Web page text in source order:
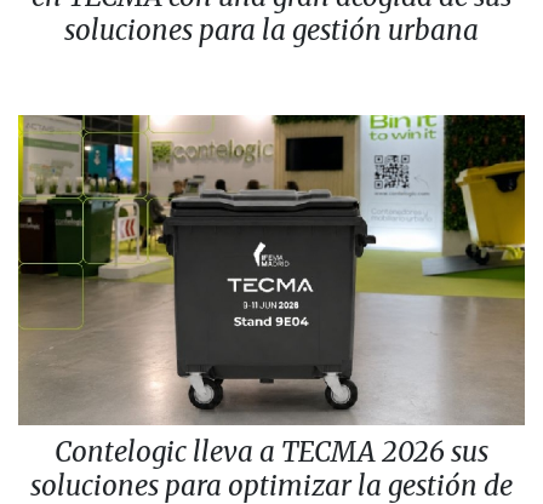
soluciones para la gestión urbana
Contelogic lleva a TECMA 2026 sus
soluciones para optimizar la gestión de